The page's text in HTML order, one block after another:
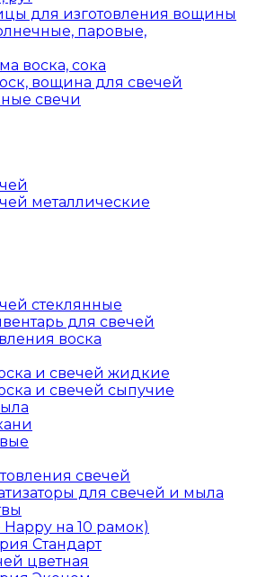
для изготовления вощины
паровые,
воска, сока
вощина для свечей
свечи
металлические
стеклянные
для свечей
воска
и свечей жидкие
и свечей сыпучие
свечей
для свечей и мыла
на 10 рамок)
Стандарт
цветная